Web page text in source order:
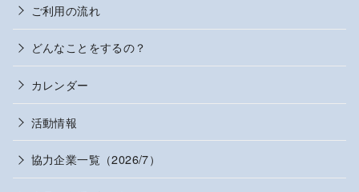
ご利用の流れ
どんなことをするの？
カレンダー
活動情報
協力企業一覧（2026/7）